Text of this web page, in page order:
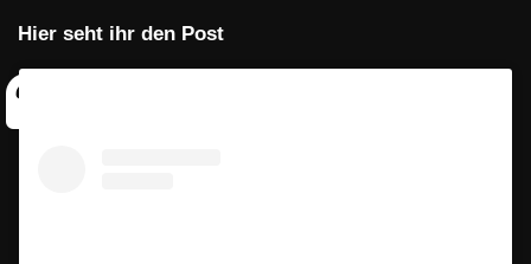
Hier seht ihr den Post